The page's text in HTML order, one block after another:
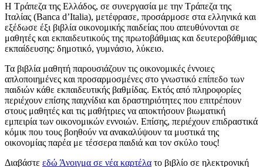
Η Τράπεζα της Ελλάδος, σε συνεργασία με την Τράπεζα της
Ιταλίας (Banca d’Italia), μετέφρασε, προσάρμοσε στα ελληνικά και
εξέδωσε έξι βιβλία οικονομικής παιδείας που απευθύνονται σε
μαθητές και εκπαιδευτικούς της πρωτοβάθμιας και δευτεροβάθμιας
εκπαίδευσης: δημοτικό, γυμνάσιο, λύκειο.
Τα βιβλία μαθητή παρουσιάζουν τις οικονομικές έννοιες
απλοποιημένες και προσαρμοσμένες στο γνωστικό επίπεδο των
παιδιών κάθε εκπαιδευτικής βαθμίδας. Εκτός από πληροφορίες
περιέχουν επίσης παιχνίδια και δραστηριότητες που επιτρέπουν
στους μαθητές και τις μαθήτριες να αποκτήσουν βιωματική
εμπειρία των οικονομικών εννοιών. Επίσης, περιέχουν επιδραστικά
κόμικ που τους βοηθούν να ανακαλύψουν τα μυστικά της
οικονομίας παρέα με τέσσερα παιδιά και τον σκύλο τους!
Διαβάστε εδώ Άνοιγμα σε νέα καρτέλα το βιβλίο σε ηλεκτρονική